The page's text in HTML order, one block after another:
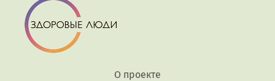
О проекте